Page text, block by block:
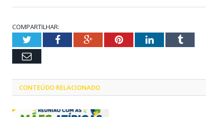
COMPARTILHAR:
TwitterFacebookGoogle+PinterestLinkedInTumblr
Email
CONTEÚDO RELACIONADO